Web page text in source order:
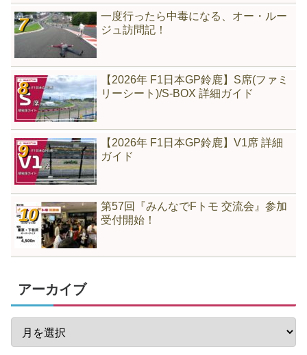
一度行ったら中毒になる、オー・ルー
ジュ訪問記！
【2026年 F1日本GP鈴鹿】S席(ファミ
リーシート)/S-BOX 詳細ガイド
【2026年 F1日本GP鈴鹿】V1席 詳細
ガイド
第57回『みんなでFトモ 交流会』参加
受付開始！
アーカイブ